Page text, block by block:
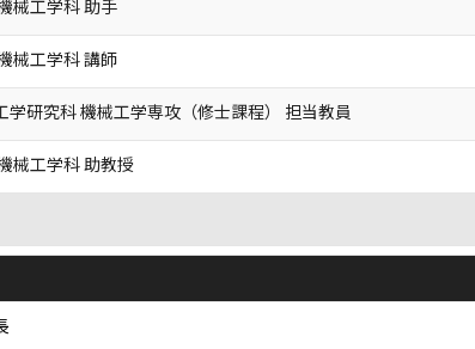
械工学科 助手
械工学科 講師
学研究科 機械工学専攻（修士課程） 担当教員
械工学科 助教授